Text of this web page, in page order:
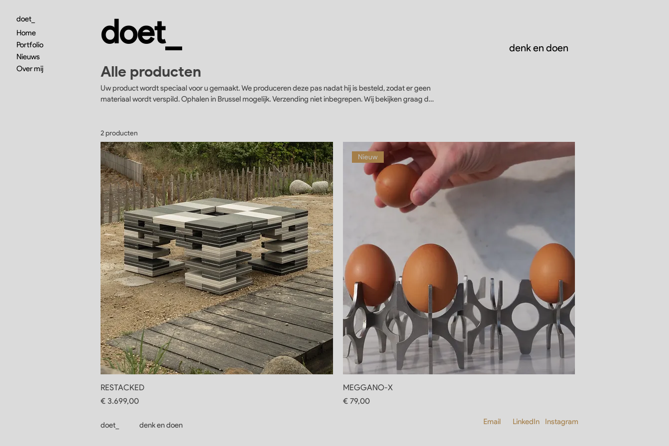
doet_
Home
Portfolio
Nieuws
Over mij
doet_ denk en doen
Alle producten
Uw product wordt speciaal voor u gemaakt. We produceren deze pas nadat hij is besteld, zodat er geen
materiaal wordt verspild. Ophalen in Brussel mogelijk. Verzending niet inbegrepen. Wij bekijken graag de
2 producten
RESTACKED
Prijs
€ 3.699,00
Nieuw
MEGGANO-X
Prijs
€ 79,00
doet_ denk en doen Email LinkedIn Instagram